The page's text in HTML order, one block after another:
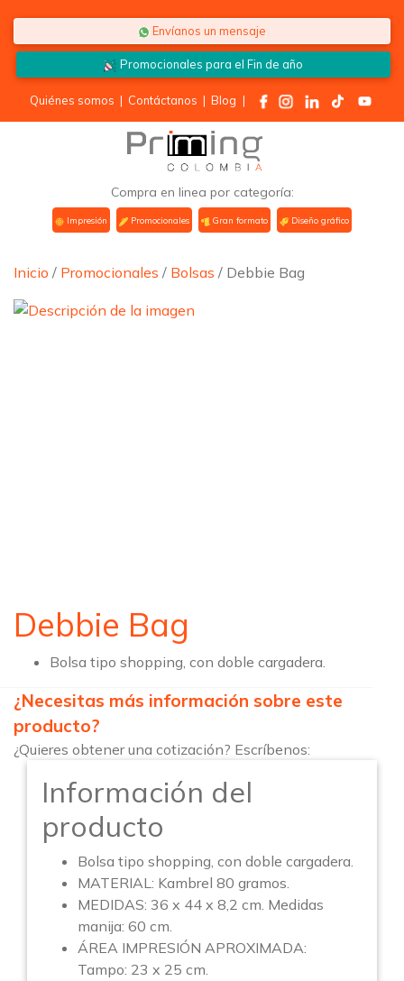
Envíanos un mensaje
Promocionales para elFin de año
Quiénes somos | Contáctanos | Blog |
Compra en linea por categoría:
Impresión Promocionales Gran formato Diseño gráfico
Inicio / Promocionales / Bolsas / Debbie Bag
Debbie Bag
Bolsa tipo shopping, con doble cargadera.
¿Necesitas más información sobre este
producto?
¿Quieres obtener una cotización? Escríbenos:
Información del
producto
Bolsa tipo shopping, con doble cargadera.
MATERIAL: Kambrel 80 gramos.
MEDIDAS: 36 x 44 x 8,2 cm. Medidas
manija: 60 cm.
ÁREA IMPRESIÓN APROXIMADA:
Tampo: 23 x 25 cm.